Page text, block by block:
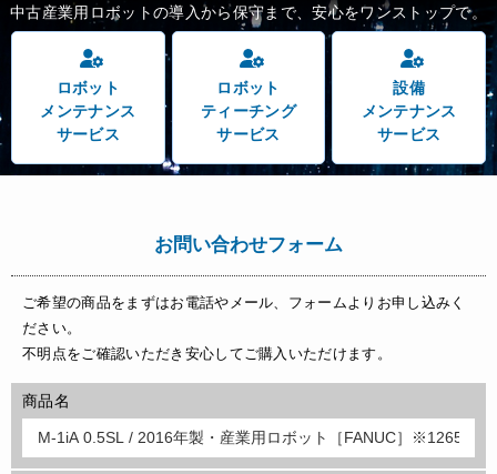
中古産業用ロボットの導入から保守まで、安心をワンストップで。
ロボット
メンテナンス
サービス
ロボット
ティーチング
サービス
設備
メンテナンス
サービス
お問い合わせフォーム
ご希望の商品をまずはお電話やメール、フォームよりお申し込みく
ださい。
不明点をご確認いただき安心してご購入いただけます。
商品名